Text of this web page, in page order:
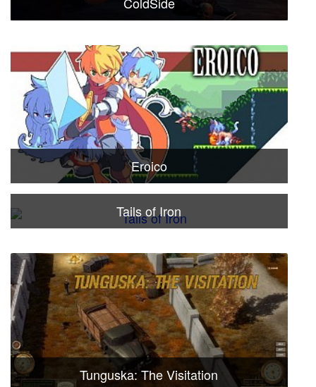
Eroico
Tails of Iron
Tunguska: The Visitation